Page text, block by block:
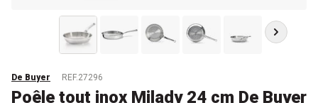
De Buyer REF.27296
Poêle tout inox Milady 24 cm De Buyer